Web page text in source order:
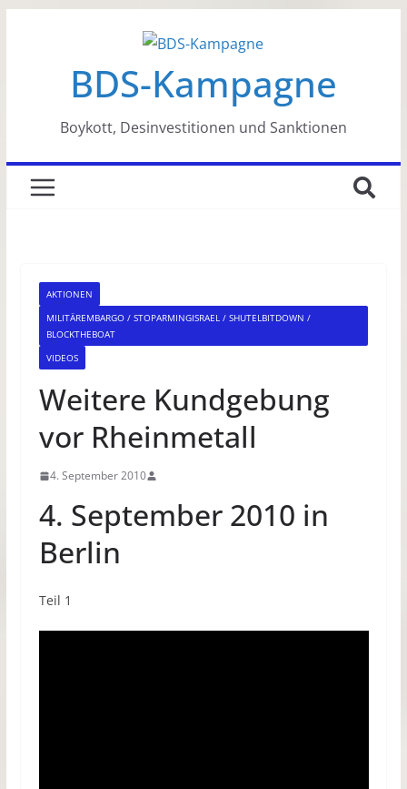
BDS-Kampagne
Boykott, Desinvestitionen und Sanktionen
AKTIONEN
MILITÄREMBARGO / STOPARMINGISRAEL / SHUTELBITDOWN /
BLOCKTHEBOAT
VIDEOS
Weitere Kundgebung
vor Rheinmetall
4. September 2010
4. September 2010 in
Berlin
Teil 1